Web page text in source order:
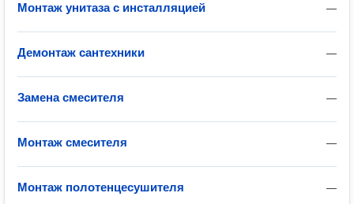
—
Монтаж унитаза с инсталляцией
—
Демонтаж сантехники
—
Замена смесителя
—
Монтаж смесителя
—
Монтаж полотенцесушителя